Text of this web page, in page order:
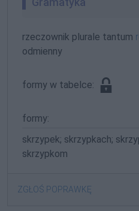
rzeczownik plurale tantum
odmienny
formy w tabelce:
formy:
skrzypek; skrzypkach;
skrzypkom
ZGŁOŚ POPRAWKĘ